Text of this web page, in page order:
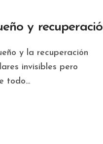
y
invisibles pero
todo...